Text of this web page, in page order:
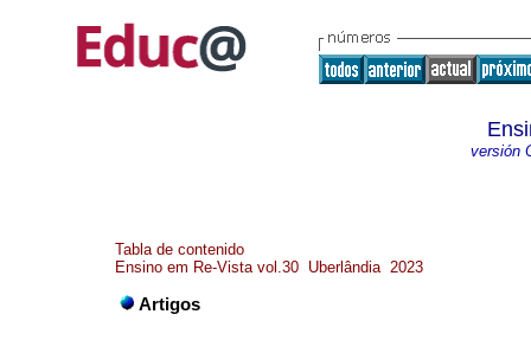
versión
Tabla de contenido
Ensino em Re-Vista vol.30 Uberlândia 2023
Artigos